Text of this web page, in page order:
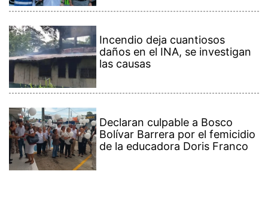
Incendio deja cuantiosos
daños en el INA, se investigan
las causas
Declaran culpable a Bosco
Bolívar Barrera por el femicidio
de la educadora Doris Franco